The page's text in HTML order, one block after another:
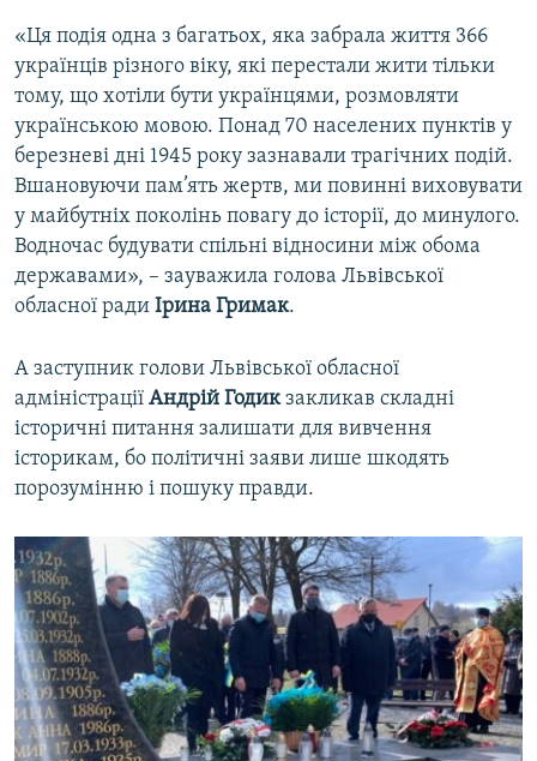
«Ця подія одна з багатьох, яка забрала життя 366
українців різного віку, які перестали жити тільки
тому, що хотіли бути українцями, розмовляти
українською мовою. Понад 70 населених пунктів у
березневі дні 1945 року зазнавали трагічних подій.
Вшановуючи пам’ять жертв, ми повинні виховувати
у майбутніх поколінь повагу до історії, до минулого.
Водночас будувати спільні відносини між обома
державами», – зауважила голова Львівської
обласної ради Ірина Гримак.
А заступник голови Львівської обласної
адміністрації Андрій Годикзакликав складні
історичні питання залишати для вивчення
історикам, бо політичні заяви лише шкодять
порозумінню і пошуку правди.